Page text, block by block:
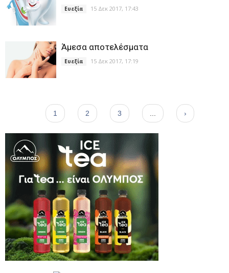
Ευεξία 15 Δεκ 2017, 17:43
Άμεσα αποτελέσματα
Ευεξία 15 Δεκ 2017, 17:19
1 2 3 ›